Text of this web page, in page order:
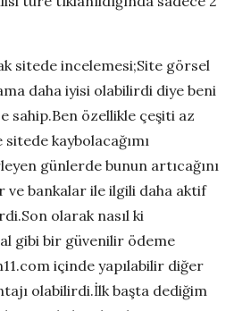
sitede incelemesi;Site görsel
daha iyisi olabilirdi diye beni
sahip.Ben özellikle çeşiti az
kaybolacağımı
günlerde bunun artıcağını
ve bankalar ile ilgili daha aktif
olarak nasıl ki
gibi bir güvenilir ödeme
içinde yapılabilir diğer
olabilirdi.İlk başta dediğim